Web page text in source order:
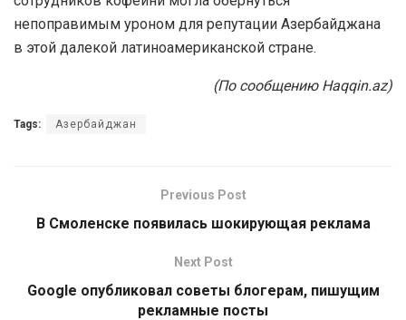
непоправимым уроном для репутации Азербайджана
в этой далекой латиноамериканской стране.
(По сообщению Haqqin.az)
Tags: Азербайджан
Previous Post
В Смоленске появилась шокирующая реклама
Next Post
Google опубликовал советы блогерам, пишущим
рекламные посты